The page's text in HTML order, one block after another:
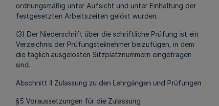
ordnungsmäßig unter Aufsicht und unter Einhaltung der
festgesetzten Arbeitszeiten gelöst wurden.
(3) Der Niederschrift über die schriftliche Prüfung ist ein
Verzeichnis der Prüfungsteilnehmer beizufügen, in dem
die täglich.ausgelosten Sitzplatznummern eingetragen
sind.
Abschnitt II Zulassung zu den Lehrgängen und Prüfungen
§5 Voraussetzungen für die Zulassung